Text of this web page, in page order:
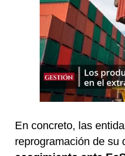
En concreto, las
reprogramación de su